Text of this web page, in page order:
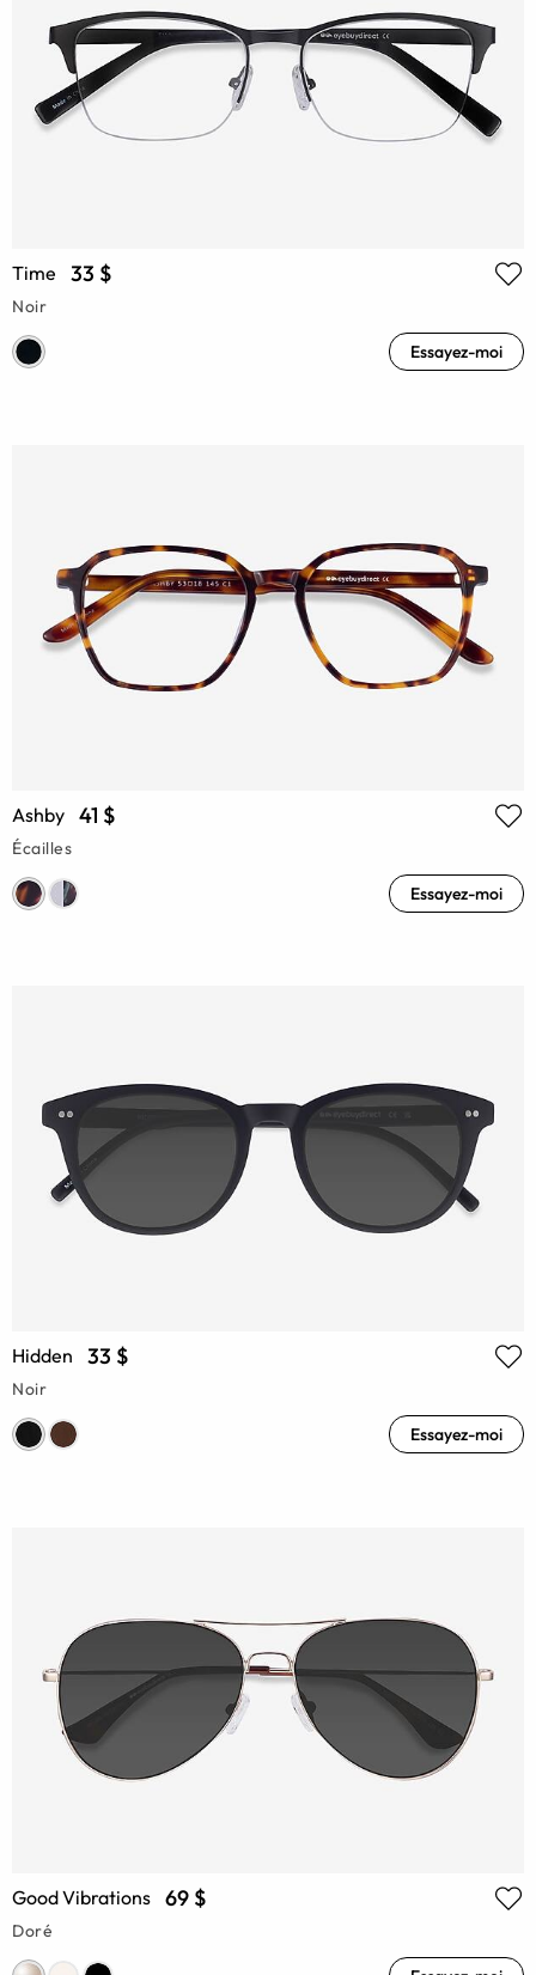
Time 33 $
Noir
Essayez-moi
Ashby 41 $
Écailles
Essayez-moi
Hidden 33 $
Noir
Essayez-moi
Good Vibrations 69 $
Doré